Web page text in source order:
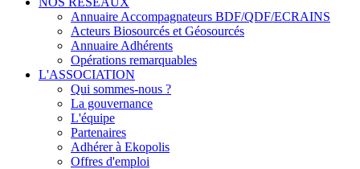
Annuaire Accompagnateurs BDF/QDF/ECRAINS
Acteurs Biosourcés et Géosourcés
Annuaire Adhérents
Opérations remarquables
L'ASSOCIATION
Qui sommes-nous ?
La gouvernance
L'équipe
Partenaires
Adhérer à Ekopolis
Offres d'emploi